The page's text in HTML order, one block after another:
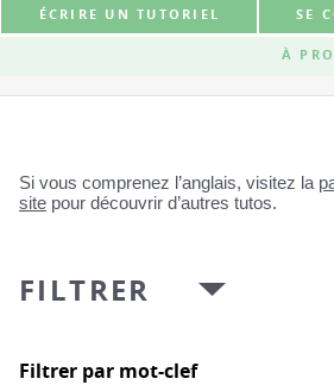
ÉCRIRE UN TUTORIEL SE
À
Si vous comprenez l’anglais, visitez la
site pour découvrir d’autres tutos.
FILTRER
Filtrer par mot-clef